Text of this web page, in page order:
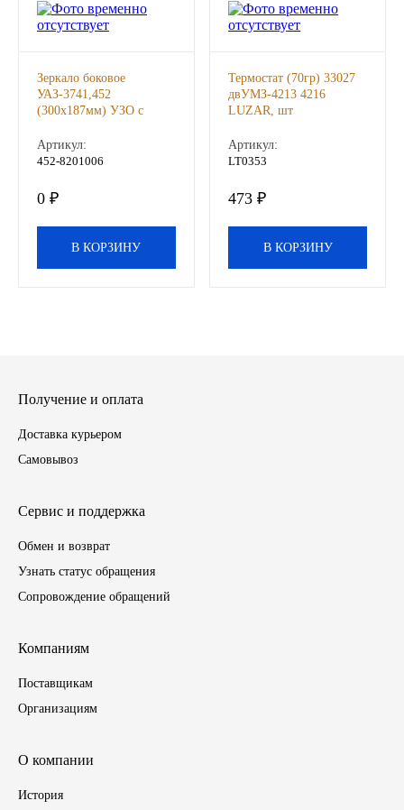
Другие бренды подшипников
Автожидкости
АГРИНОЛ
ГАЗПРОМ
ЗИЛ
КАМАЗ
ГАЗ
ПАЗ, КАВЗ
Зеркало боковое
УАЗ-3741,452
(300х187мм) УЗО с
2шт (БОР), к-т
Артикул:
452-8201006
0 ₽
В КОРЗИНУ
Термостат (70гр) 33027
двУМЗ-4213 4216
LUZAR, шт
Артикул:
LT0353
473 ₽
В КОРЗИНУ
Получение и оплата
Доставка курьером
Самовывоз
Сервис и поддержка
Обмен и возврат
Узнать статус обращения
Сопровождение обращений
Компаниям
Поставщикам
Организациям
О компании
История